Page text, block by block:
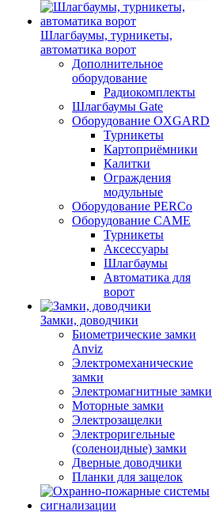
Шлагбаумы, турникеты,
автоматика ворот
Дополнительное
оборудование
Радиокомплекты
Шлагбаумы Gate
Оборудование OXGARD
Турникеты
Картоприёмники
Калитки
Ограждения
модульные
Оборудование PERCo
Оборудование CAME
Турникеты
Аксессуары
Шлагбаумы
Автоматика для
ворот
Замки, доводчики
Биометрические замки
Anviz
Электромеханические
замки
Электромагнитные замки
Моторные замки
Электрозащелки
Электроригельные
(cоленоидные) замки
Дверные доводчики
Планки для защелок